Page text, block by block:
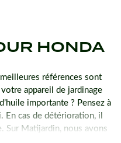
HONDA
références sont
appareil de jardinage
importante ? Pensez à
En cas de détérioration, il
Sur Matijardin, nous avons